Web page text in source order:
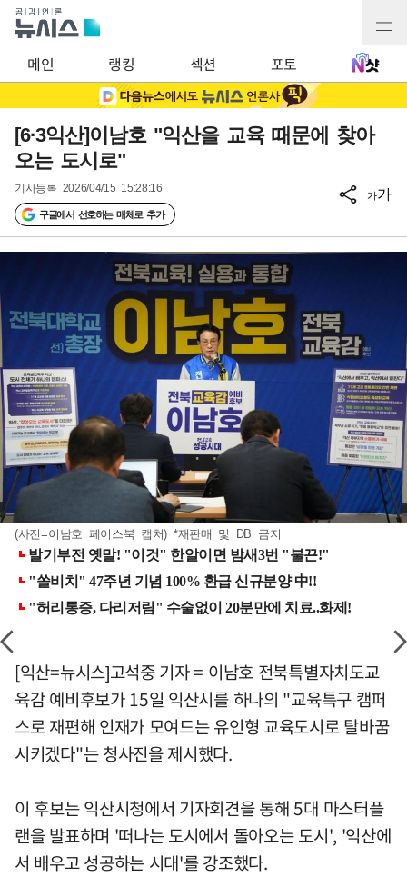
메인 랭킹 섹션 포토
[6·3익산]이남호 "익산을 교육 때문에 찾아
오는 도시로"
기사등록 2026/04/15 15:28:16
구글에서 선호하는 매체로 추가
가가
(사진=이남호 페이스북 캡처) *재판매 및 DB 금지
[익산=뉴시스]고석중 기자 = 이남호 전북특별자치도교
육감 예비후보가 15일 익산시를 하나의 "교육특구 캠퍼
스로 재편해 인재가 모여드는 유인형 교육도시로 탈바꿈
시키겠다"는 청사진을 제시했다.
이 후보는 익산시청에서 기자회견을 통해 5대 마스터플
랜을 발표하며 '떠나는 도시에서 돌아오는 도시', '익산에
서 배우고 성공하는 시대'를 강조했다.